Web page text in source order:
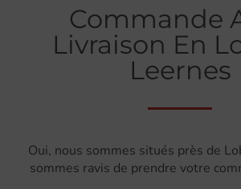
Commande
Livraison En
Leernes
Oui, nous sommes situés près de
sommes ravis de prendre votre